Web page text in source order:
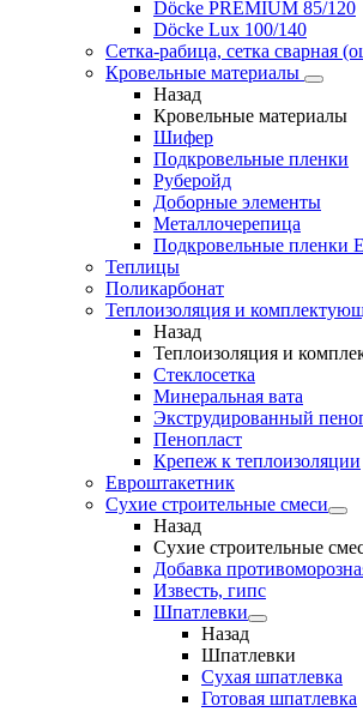
Döcke PREMIUM 85/120
Döсkе Luх 100/140
Сетка-рабица, сетка сварная
Кровельные материалы
Назад
Кровельные материалы
Шифер
Подкровельные пленки
Руберойд
Доборные элементы
Металлочерепица
Подкровельные пленки
Теплицы
Поликарбонат
Теплоизоляция и
Назад
Теплоизоляция и
Стеклосетка
Минеральная вата
Экструдированный
Пенопласт
Крепеж к теплоизоляции
Евроштакетник
Сухие строительные смеси
Назад
Сухие строительные
Добавка
Известь, гипс
Шпатлевки
Назад
Шпатлевки
Сухая шпатлевка
Готовая шпатлевка